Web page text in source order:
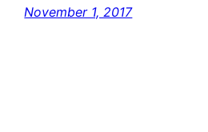
November 1, 2017